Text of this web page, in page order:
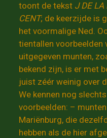
toont de tekst J DE
CENT; de keerzijde is
het voormalige Ned.
tientallen voorbeelden
uitgegeven munten,
bekend zijn, is er met
juist zéér weinig over
We kennen nog
voorbeelden: –
Mariënburg, die
hebben als de hier